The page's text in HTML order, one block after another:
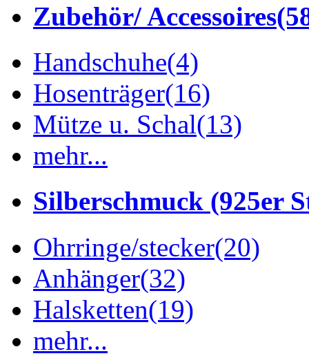
Zubehör/ Accessoires
Handschuhe(4)
Hosenträger(16)
Mütze u. Schal(13)
mehr...
Silberschmuck (925er
Ohrringe/stecker(20)
Anhänger(32)
Halsketten(19)
mehr...